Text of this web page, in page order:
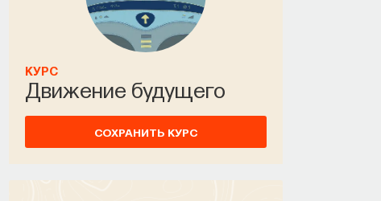
КУРС
Движение будущего
СОХРАНИТЬ КУРС